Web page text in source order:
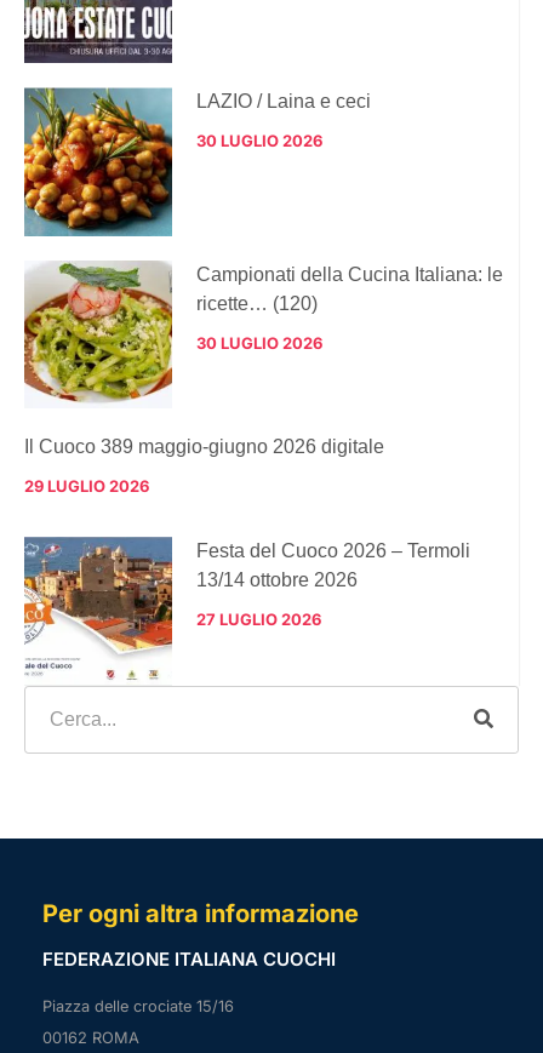
LAZIO / Laina e ceci
30 LUGLIO 2026
Campionati della Cucina Italiana: le
ricette… (120)
30 LUGLIO 2026
Il Cuoco 389 maggio-giugno 2026 digitale
29 LUGLIO 2026
Festa del Cuoco 2026 – Termoli
13/14 ottobre 2026
27 LUGLIO 2026
Per ogni altra informazione
FEDERAZIONE ITALIANA CUOCHI
Piazza delle crociate 15/16
00162 ROMA